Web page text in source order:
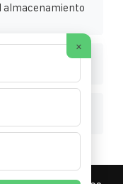
almacenamiento
de
de
×